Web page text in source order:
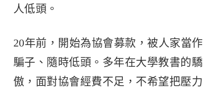
人低頭。
20年前，開始為協會募款，被人家當作
騙子、隨時低頭。多年在大學教書的驕
傲，面對協會經費不足，不希望把壓力